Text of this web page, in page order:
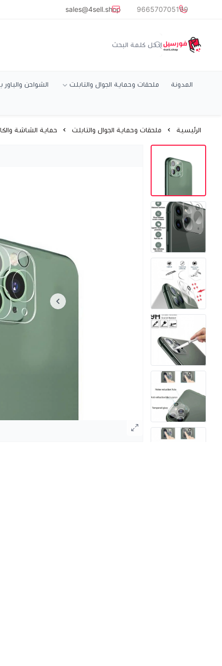
common.titles.skip_to_main_content
966570705199
sales@4sell.shop
متجر فورسيل
المدونة ملحقات وحماية الجوال والتابلت الشواحن والباور
الرئيسية ملحقات وحماية الجوال والتابلت حماية الشاشة